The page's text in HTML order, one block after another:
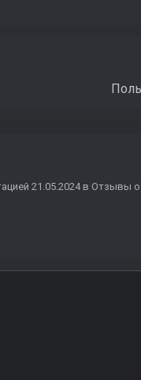
21.05.2024 в Отзывы